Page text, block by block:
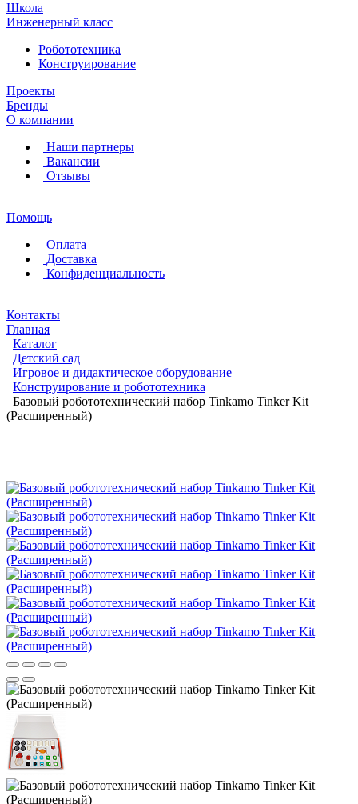
Школа
Инженерный класс
Робототехника
Конструирование
Проекты
Бренды
О компании
Наши партнеры
Вакансии
Отзывы
Помощь
Оплата
Доставка
Конфиденциальность
Контакты
Главная
Каталог
Детский сад
Игровое и дидактическое оборудование
Конструирование и робототехника
Базовый робототехнический набор Tinkamo Tinker Kit
(Расширенный)